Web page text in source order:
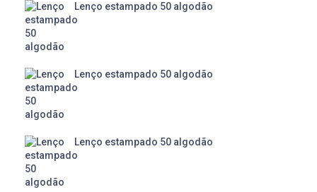
Lenço estampado 50 algodão
Lenço estampado 50 algodão
Lenço estampado 50 algodão